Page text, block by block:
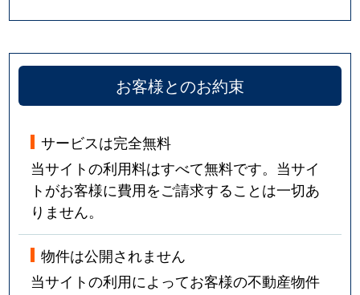
お客様とのお約束
サービスは完全無料
当サイトの利用料はすべて無料です。当サイ
トがお客様に費用をご請求することは一切あ
りません。
物件は公開されません
当サイトの利用によってお客様の不動産物件